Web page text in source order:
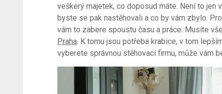
veškerý majetek, co doposud máte. Není to jen
byste se pak nastěhovali a co by vám zbylo.
vám to zabere spoustu času a práce. Musíte
Praha. K tomu jsou potřeba krabice, v tom
vyberete správnou stěhovací firmu, může vám